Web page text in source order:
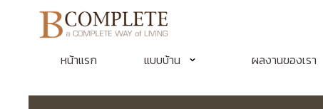
หน้าแรก แบบบ้าน ผลงานของเรา